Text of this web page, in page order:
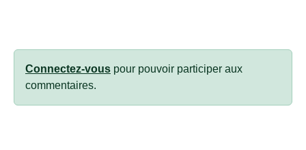
Connectez-vous pour pouvoir participer aux
commentaires.